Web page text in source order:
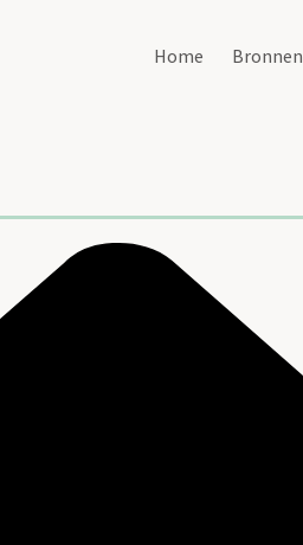
Home Bronnen